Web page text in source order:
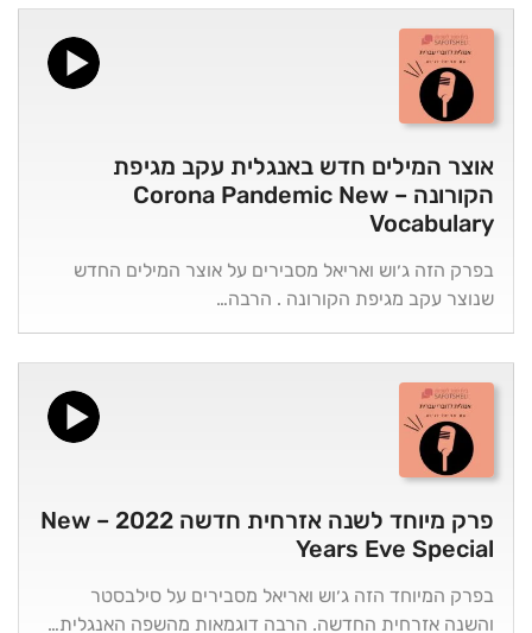
אוצר המילים חדש באנגלית עקב מגיפת
הקורונה – Corona Pandemic New
Vocabulary
בפרק הזה ג׳וש ואריאל מסבירים על אוצר המילים החדש
שנוצר עקב מגיפת הקורונה . הרבה…
פרק מיוחד לשנה אזרחית חדשה 2022 – New
Years Eve Special
בפרק המיוחד הזה ג׳וש ואריאל מסבירים על סילבסטר
והשנה אזרחית החדשה. הרבה דוגמאות מהשפה האנגלית…